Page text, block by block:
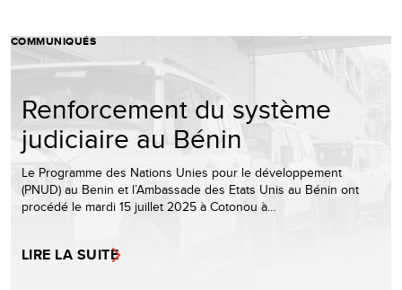
COMMUNIQUÉS
Renforcement du système
judiciaire au Bénin
Le Programme des Nations Unies pour le développement
(PNUD) au Benin et l’Ambassade des Etats Unis au Bénin ont
procédé le mardi 15 juillet 2025 à Cotonou à…
LIRE LA SUITE